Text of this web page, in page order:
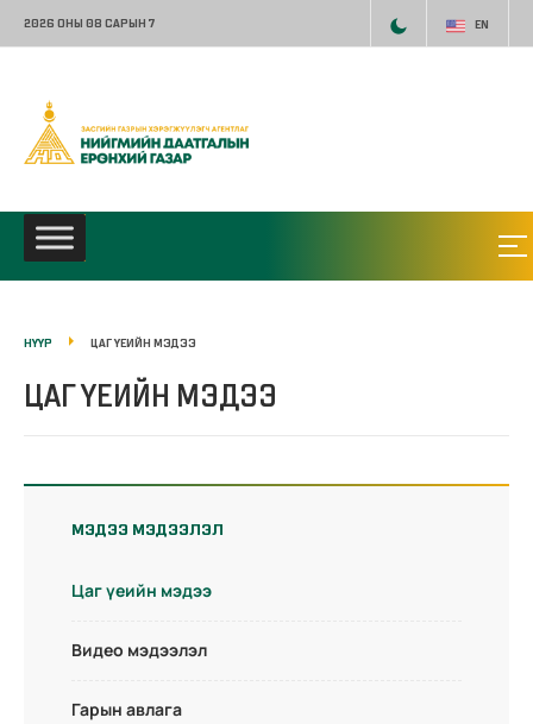
2026 ОНЫ 08 САРЫН 7 EN
НҮҮР ЦАГ ҮЕИЙН МЭДЭЭ
ЦАГ ҮЕИЙН МЭДЭЭ
МЭДЭЭ МЭДЭЭЛЭЛ
Цаг үеийн мэдээ
Видео мэдээлэл
Гарын авлага